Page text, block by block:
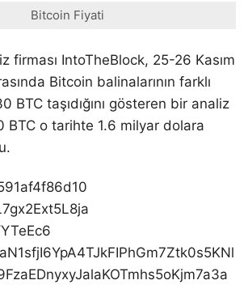
Bitcoin Fiyati
firması IntoTheBlock, 25-26 Kasım
Bitcoin balinalarının farklı
BTC taşıdığını gösteren bir analiz
BTC o tarihte 1.6 milyar dolara